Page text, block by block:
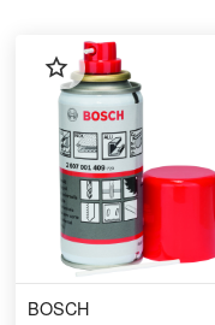
BOSCH